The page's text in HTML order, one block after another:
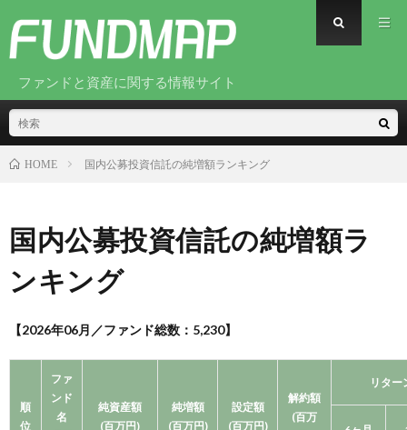
ファンドと資産に関する情報サイト
HOME 国内公募投資信託の純増額ランキング
国内公募投資信託の純増額ラ
ンキング
【2026年06月／ファンド総数： 5,230】
順
位
ファ
ンド
名
純資産額
(百万円)
純増額
(百万円)
設定額
(百万円)
解約額
(百万
リター